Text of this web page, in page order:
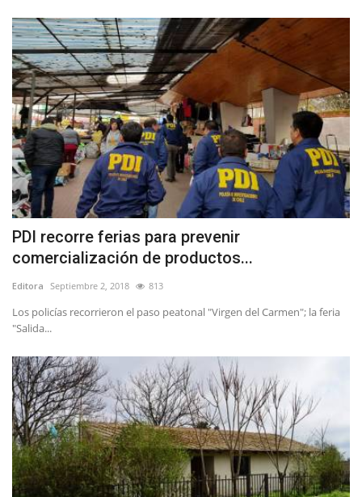
PDI recorre ferias para prevenir
comercialización de productos...
Editora Septiembre 2, 2018 813
Los policías recorrieron el paso peatonal "Virgen del Carmen"; la feria
"Salida...